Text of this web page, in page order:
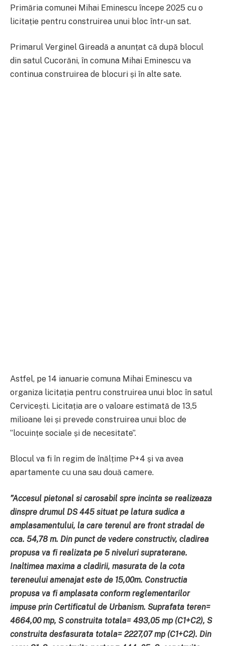
Primăria comunei Mihai Eminescu începe 2025 cu o
licitație pentru construirea unui bloc într-un sat.
Primarul Verginel Gireadă a anunțat că după blocul
din satul Cucorăni, în comuna Mihai Eminescu va
continua construirea de blocuri și în alte sate.
Astfel, pe 14 ianuarie comuna Mihai Eminescu va
organiza licitația pentru construirea unui bloc în satul
Cervicești. Licitația are o valoare estimată de 13,5
milioane lei și prevede construirea unui bloc de
”locuințe sociale și de necesitate”.
Blocul va fi în regim de înălțime P+4 și va avea
apartamente cu una sau două camere.
”Accesul pietonal si carosabil spre incinta se realizeaza
dinspre drumul DS 445 situat pe latura sudica a
amplasamentului, la care terenul are front stradal de
cca. 54,78 m. Din punct de vedere constructiv, cladirea
propusa va fi realizata pe 5 niveluri supraterane.
Inaltimea maxima a cladirii, masurata de la cota
tereneului amenajat este de 15,00m. Constructia
propusa va fi amplasata conform reglementarilor
impuse prin Certificatul de Urbanism. Suprafata teren=
4664,00 mp, S construita totala= 493,05 mp (C1+C2), S
construita desfasurata totala= 2227,07 mp (C1+C2). Din